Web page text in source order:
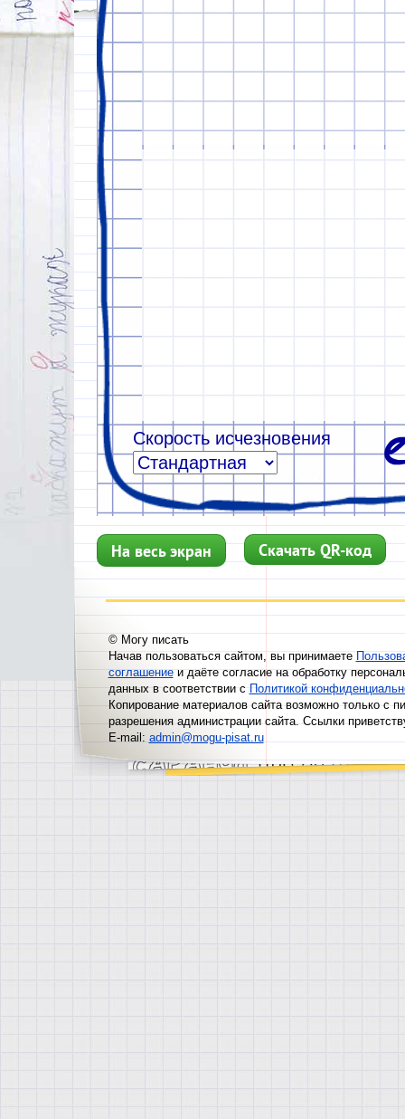
Скорость исчезновения
На весь экран Скачать QR-код
© Могу писать
Начав пользоваться сайтом, вы принимаете
соглашениеи даёте согласие на обработку
данных в соответствии сПолитикой
Копирование материалов сайта возможно только с
разрешения администрации сайта. Ссылки
E-mail: admin@mogu-pisat.ru